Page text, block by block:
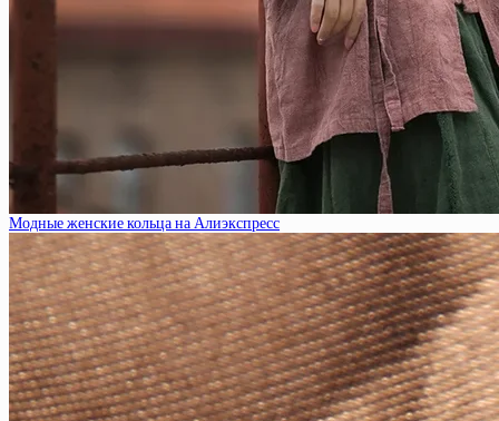
Модные женские кольца на Алиэкспресс